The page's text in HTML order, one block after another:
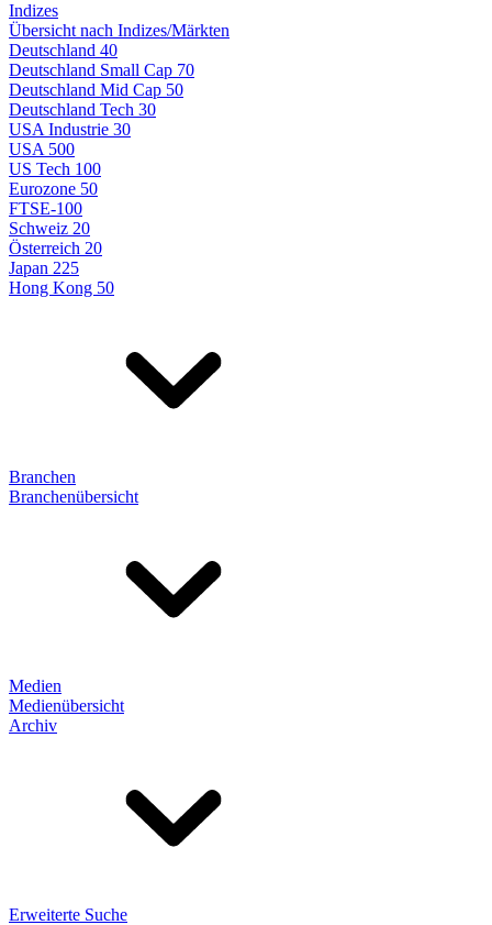
Indizes
Übersicht nach Indizes/Märkten
Deutschland 40
Deutschland Small Cap 70
Deutschland Mid Cap 50
Deutschland Tech 30
USA Industrie 30
USA 500
US Tech 100
Eurozone 50
FTSE-100
Schweiz 20
Österreich 20
Japan 225
Hong Kong 50
Branchen
Branchenübersicht
Medien
Medienübersicht
Archiv
Erweiterte Suche